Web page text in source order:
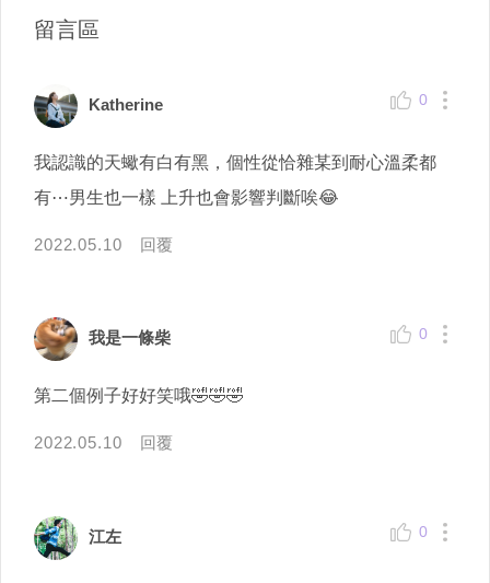
留言區
Katherine 0
我認識的天蠍有白有黑，個性從恰雜某到耐心溫柔都
有⋯男生也一樣 上升也會影響判斷唉😂
2022.05.10 回覆
我是一條柴 0
第二個例子好好笑哦🤣🤣🤣
2022.05.10 回覆
江左 0